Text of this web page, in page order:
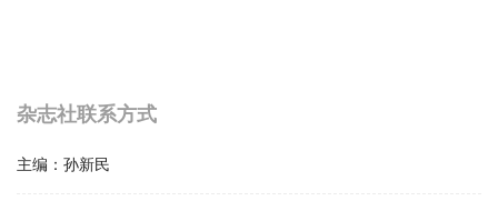
杂志社联系方式
主编： 孙新民